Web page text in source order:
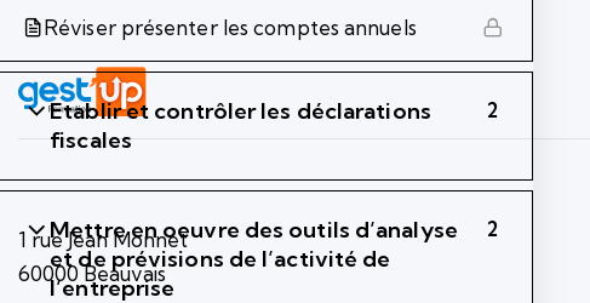
Réviser présenter les comptes annuels
Etablir et contrôler les déclarations
fiscales
2
Mettre en oeuvre des outils d’analyse
et de prévisions de l’activité de
l’entreprise
2
1 rue Jean Monnet
60000 Beauvais